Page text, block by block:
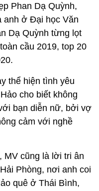
Phan Dạ Quỳnh,
anh ở Đại học Văn
Dạ Quỳnh từng lọt
cầu 2019, top 20
thể hiện tình yêu
cho biết không
bạn diễn nữ, bởi vợ
cảm với nghề
MV cũng là lời tri ân
Phòng, nơi anh coi
quê ở Thái Bình,